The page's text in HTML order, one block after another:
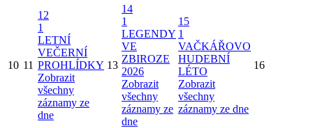
10 11
12
1
LETNÍ
VEČERNÍ
PROHLÍDKY
Zobrazit
všechny
záznamy ze
dne
13
14
1
LEGENDY
VE
ZBIROZE
2026
Zobrazit
všechny
záznamy ze
dne
15
1
VAČKÁŘOVO
HUDEBNÍ
LÉTO
Zobrazit
všechny
záznamy ze dne
16